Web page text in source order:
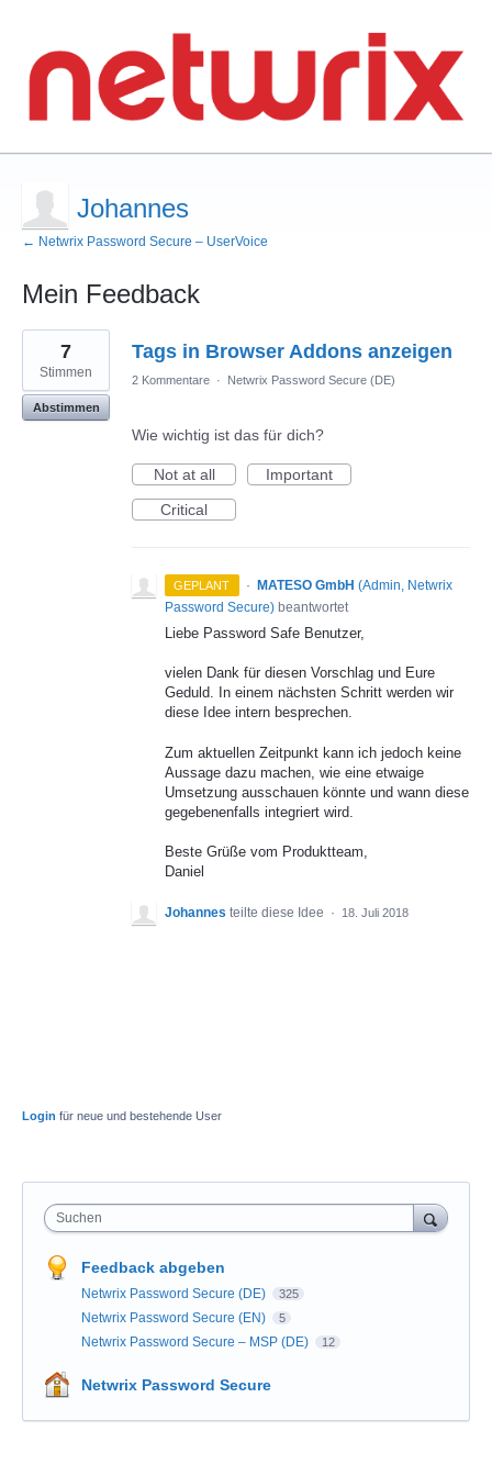
Johannes
← Netwrix Password Secure – UserVoice
Mein Feedback
1
Ergebnis
gefunden
Tags in Browser Addons anzeigen
7
Stimmen
Abstimmen
2 Kommentare · Netwrix Password Secure (DE)
Wie wichtig ist das für dich?
Not at all
Important
Critical
GEPLANT · MATESO GmbH (Admin, Netwrix
Password Secure) beantwortet
Liebe Password Safe Benutzer,
vielen Dank für diesen Vorschlag und Eure
Geduld. In einem nächsten Schritt werden wir
diese Idee intern besprechen.
Zum aktuellen Zeitpunkt kann ich jedoch keine
Aussage dazu machen, wie eine etwaige
Umsetzung ausschauen könnte und wann diese
gegebenenfalls integriert wird.
Beste Grüße vom Produktteam,
Daniel
Johannes teilte diese Idee · 18. Juli 2018
Login für neue und bestehende User
Suchen
Feedback abgeben
Netwrix Password Secure (DE) 325
Netwrix Password Secure (EN) 5
Netwrix Password Secure – MSP (DE) 12
Netwrix Password Secure